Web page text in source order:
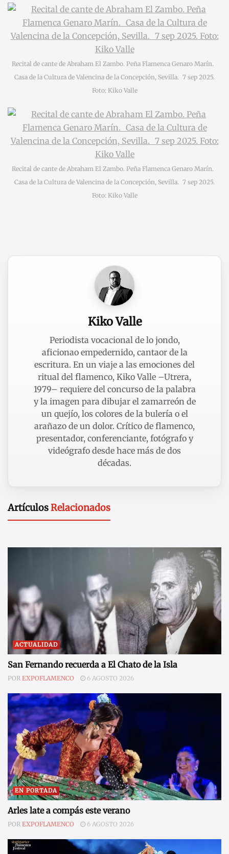
Recital de cante de Abraham El Zambo. Peña Flamenca Genaro Marín.
Casa de la Cultura de Valencina de la Concepción, Sevilla. 7 sep 2025.
Foto: Kiko Valle
Recital de cante de Abraham El Zambo. Peña Flamenca Genaro Marín.
Casa de la Cultura de Valencina de la Concepción, Sevilla. 7 sep 2025.
Foto: Kiko Valle
Kiko Valle
Periodista vocacional de lo jondo,
aficionao empedernido, cantaor de la
escritura. En un viaje a las emociones del
ritual del flamenco, Kiko Valle –Utrera,
1979– requiere del concurso de la palabra
y la imagen para dibujar el zamarreón de
un quejío, los colores de la bulería o el
arañazo de un dolor. Crítico de flamenco,
presentador, conferenciante, fotógrafo y
videógrafo desde hace más de dos
décadas.
ArtículosRelacionados
ACTUALIDAD
San Fernando recuerda a El Chato de la Isla
POR EXPOFLAMENCO 6 AGOSTO 2026
EN PORTADA
Arles late a compás este verano
POR EXPOFLAMENCO 6 AGOSTO 2026